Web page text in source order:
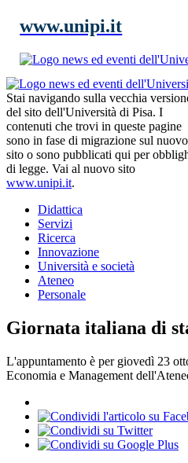
www.unipi.it
Stai navigando sulla vecchia
del sito dell'Università di Pisa. I
contenuti che trovi in queste pagine
sono in fase di migrazione sul nuovo
sito o sono pubblicati qui per
di legge. Vai al nuovo sito
www.unipi.it.
Didattica
Servizi
Ricerca
Innovazione
Università e società
Ateneo
Personale
Giornata italiana di
L'appuntamento è per giovedì 23
Economia e Management